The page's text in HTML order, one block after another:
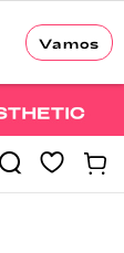
Vamos